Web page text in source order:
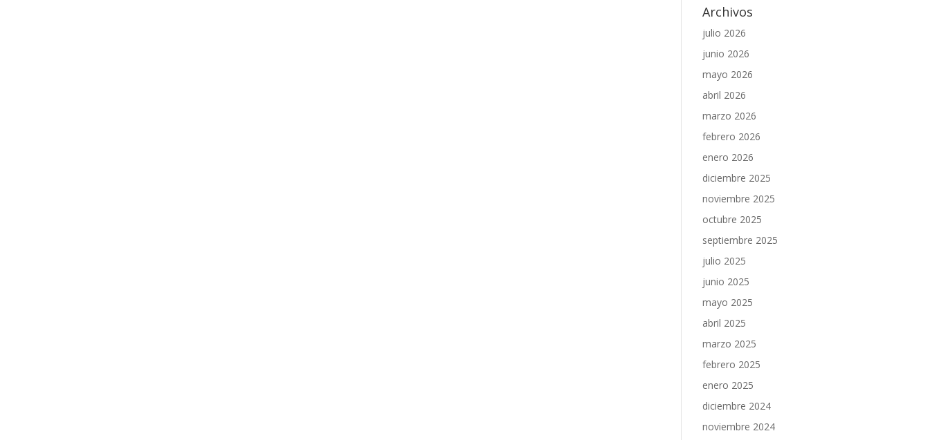
Archivos
julio 2026
junio 2026
mayo 2026
abril 2026
marzo 2026
febrero 2026
enero 2026
diciembre 2025
noviembre 2025
octubre 2025
septiembre 2025
julio 2025
junio 2025
mayo 2025
abril 2025
marzo 2025
febrero 2025
enero 2025
diciembre 2024
noviembre 2024